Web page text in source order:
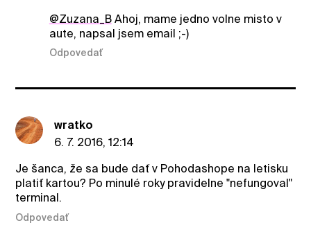
@Zuzana_BAhoj, mame jedno volne misto v
aute, napsal jsem email ;-)
Odpovedať
wratko
6. 7. 2016, 12:14
Je šanca, že sa bude dať v Pohodashope na letisku
platiť kartou? Po minulé roky pravidelne "nefungoval"
terminal.
Odpovedať